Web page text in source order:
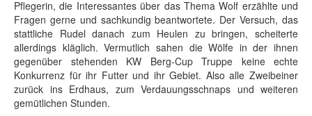
Pflegerin, die Interessantes über das Thema Wolf erzählte und
Fragen gerne und sachkundig beantwortete. Der Versuch, das
stattliche Rudel danach zum Heulen zu bringen, scheiterte
allerdings kläglich. Vermutlich sahen die Wölfe in der ihnen
gegenüber stehenden KW Berg-Cup Truppe keine echte
Konkurrenz für ihr Futter und ihr Gebiet. Also alle Zweibeiner
zurück ins Erdhaus, zum Verdauungsschnaps und weiteren
gemütlichen Stunden.